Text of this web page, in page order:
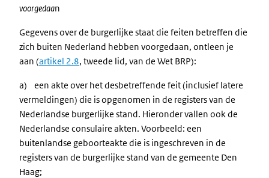
voorgedaan
Gegevens over de burgerlijke staat die feiten betreffen die
zich buiten Nederland hebben voorgedaan, ontleen je
aan (artikel 2.8, tweede lid, van de Wet BRP):
a) een akte over het desbetreffende feit (inclusief latere
vermeldingen) die is opgenomen in de registers van de
Nederlandse burgerlijke stand. Hieronder vallen ook de
Nederlandse consulaire akten. Voorbeeld: een
buitenlandse geboorteakte die is ingeschreven in de
registers van de burgerlijke stand van de gemeente Den
Haag;